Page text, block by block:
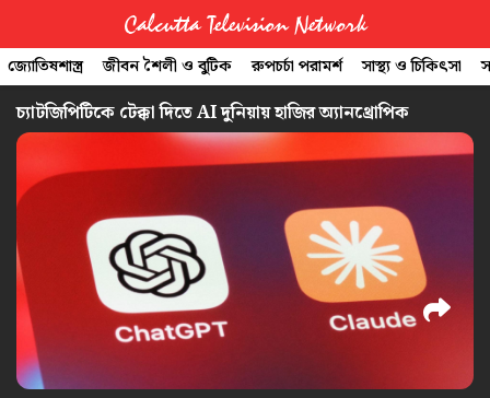
Calcutta Television Network
জ্যোতিষশাস্ত্র জীবন শৈলী ও বুটিক রুপচর্চা পরামর্শ সাস্থ্য ও চিকিৎসা
চ্যাটজিপিটিকে টেক্কা দিতে AI দুনিয়ায় হাজির অ্যানথ্রোপিক
CTVN
Links